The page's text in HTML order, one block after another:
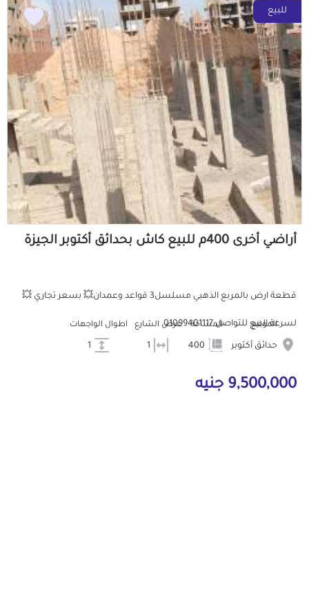
للبيع
أراضي أخرى 400م للبيع كاش بحدائق أكتوبر الجيزة
قطعة ارض بالمربع الذهبي مسلسل3 قواعد وعمدان💥 بسعر تجاري 💥
لسرعة البيع للتواصل 01099401117
الموقع
حدائق أكتوبر
المساحة عرض الشارع أطوال الواجهات
9,500,000 جنيه